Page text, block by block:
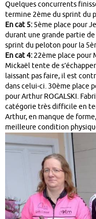
Quelques concurrents
termine 2ème du sprint du
En cat 5:5ème place pour
durant une grande partie
sprint du peloton pour la
En cat 4:22ème place pour
Mickaël tente de
laissant pas faire, il est
dans celui-ci. 30ème place
pour Arthur ROGALSKI.
catégorie très difficile en
Arthur, en manque de
meilleure condition